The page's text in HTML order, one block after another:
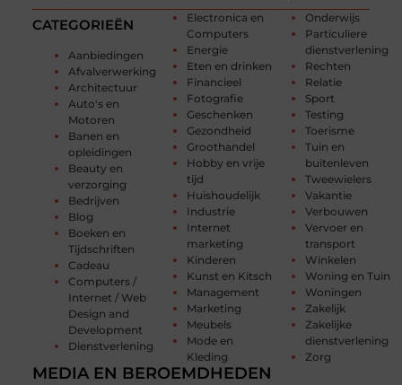
CATEGORIEËN
Aanbiedingen
Afvalverwerking
Architectuur
Auto's en
Motoren
Banen en
opleidingen
Beauty en
verzorging
Bedrijven
Blog
Boeken en
Tijdschriften
Cadeau
Computers /
Internet / Web
Design and
Development
Dienstverlening
Electronica en
Computers
Energie
Eten en drinken
Financieel
Fotografie
Geschenken
Gezondheid
Groothandel
Hobby en vrije
tijd
Huishoudelijk
Industrie
Internet
marketing
Kinderen
Kunst en Kitsch
Management
Marketing
Meubels
Mode en
Kleding
Onderwijs
Particuliere
dienstverlening
Rechten
Relatie
Sport
Testing
Toerisme
Tuin en
buitenleven
Tweewielers
Vakantie
Verbouwen
Vervoer en
transport
Winkelen
Woning en Tuin
Woningen
Zakelijk
Zakelijke
dienstverlening
Zorg
MEDIA EN BEROEMDHEDEN